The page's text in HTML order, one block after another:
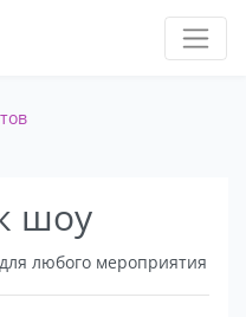
шоу
любого мероприятия